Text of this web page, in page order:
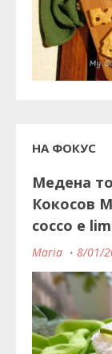
НА ФОКУС
Медена
Кокосов
cocco e
Maria 8/01/